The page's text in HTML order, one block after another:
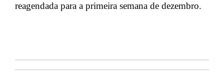
reagendada para a primeira semana de dezembro.